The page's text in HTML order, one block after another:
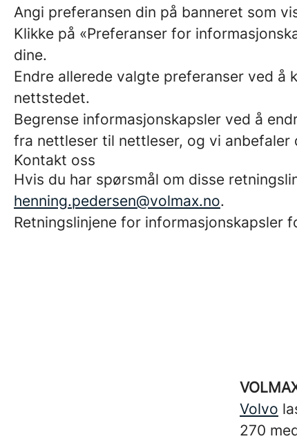
Angi preferansen din på banneret som
Klikke på «Preferanser for
dine.
Endre allerede valgte preferanser ved å
nettstedet.
Begrense informasjonskapsler ved å
fra nettleser til nettleser, og vi
Kontakt oss
Hvis du har spørsmål om disse
henning.pedersen@volmax.no.
Retningslinjene for informasjonskapsler
Volvo
270